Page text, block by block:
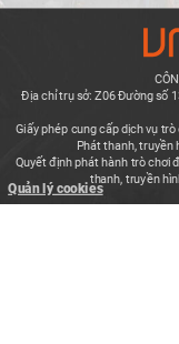
Địa chỉ trụ sở: Z06 Đường số
Giấy phép cung cấp dịch vụ
Phát thanh, truyền
Quyết định phát hành trò chơi
thanh, truyền
Quản lý cookies